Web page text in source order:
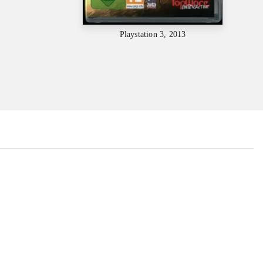
Playstation 3, 2013